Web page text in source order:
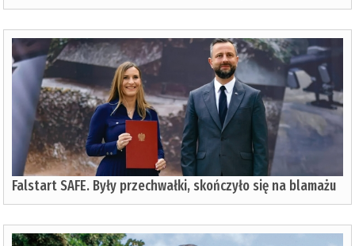
Falstart SAFE. Były przechwałki, skończyło się na blamażu